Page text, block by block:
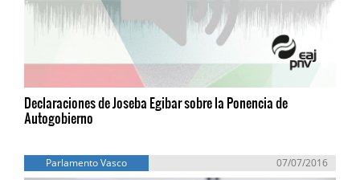
Declaraciones de Joseba Egibar sobre la Ponencia de
Autogobierno
Parlamento Vasco 07/07/2016